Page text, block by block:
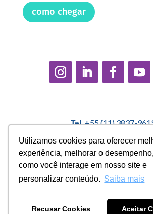
Utilizamos cookies para oferecer
experiência, melhorar o
como você interage em nosso site e
personalizar conteúdo. Saiba mais
Recusar Cookies Aceitar
Utilizamos cookies para oferecer
experiência, melhorar o
como você interage em nosso site e
personalizar conteúdo. Saiba mais
Recusar Cookies Aceitar
como chegar
Tel.+55 (11) 3837-
Política Interna de Proteção de Dados |
Dados: Marcelo Correa |